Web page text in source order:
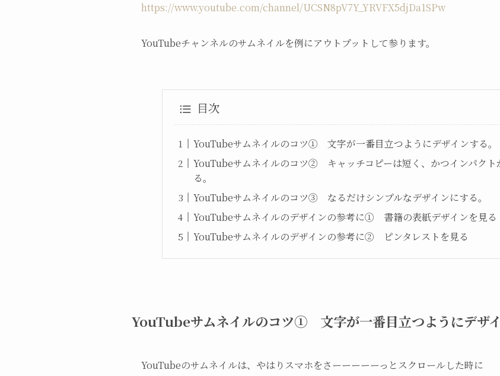
https://www.youtube.com/channel/UCSN8pV7Y_YRVFX5djDa1SPw
YouTubeチャンネルのサムネイルを例にアウトプットして参ります。
目次
YouTubeサムネイルのコツ① 文字が一番目立つようにデザインする。
YouTubeサムネイルのコツ② キャッチコピーは短く、かつインパクト
る。
YouTubeサムネイルのコツ③ なるだけシンプルなデザインにする。
YouTubeサムネイルのデザインの参考に① 書籍の表紙デザインを見る
YouTubeサムネイルのデザインの参考に② ピンタレストを見る
YouTubeサムネイルのコツ① 文字が一番目立つようにデザイ
YouTubeのサムネイルは、やはりスマホをさーーーーーっとスクロールした時に